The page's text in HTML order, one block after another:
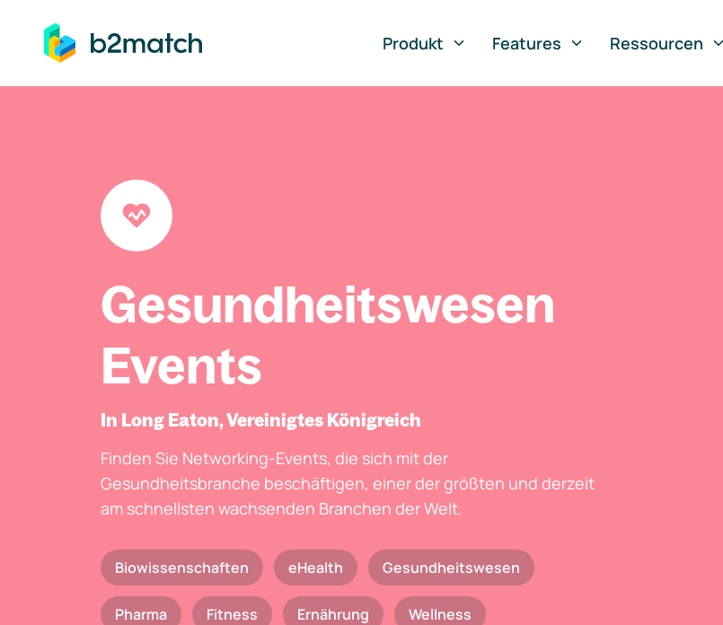
springen
Produkt
Features Ressourcen
Gesundheitswesen
Events
In Long Eaton, Vereinigtes Königreich
Finden Sie Networking-Events, die sich mit der
Gesundheitsbranche beschäftigen, einer der größten und derzeit
am schnellsten wachsenden Branchen der Welt.
Biowissenschaften eHealth Gesundheitswesen
Pharma Fitness Ernährung Wellness